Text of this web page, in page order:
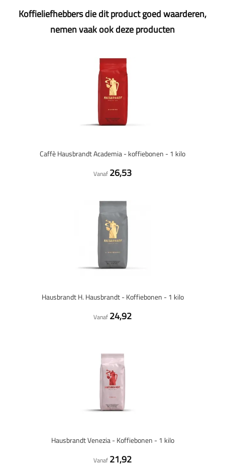
Koffieliefhebbers die dit product goed waarderen,
nemen vaak ook deze producten
Caffè Hausbrandt Academia - koffiebonen - 1 kilo
Vanaf 26,53
Hausbrandt H. Hausbrandt - Koffiebonen - 1 kilo
Vanaf 24,92
Hausbrandt Venezia - Koffiebonen - 1 kilo
Vanaf 21,92